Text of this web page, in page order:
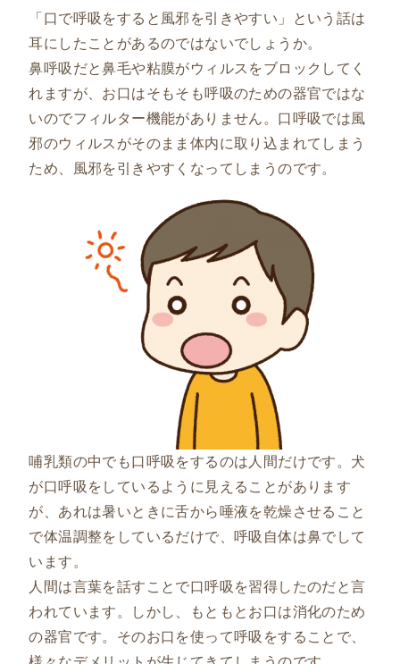
「口で呼吸をすると風邪を引きやすい」という話は
耳にしたことがあるのではないでしょうか。
鼻呼吸だと鼻毛や粘膜がウィルスをブロックしてく
れますが、お口はそもそも呼吸のための器官ではな
いのでフィルター機能がありません。口呼吸では風
邪のウィルスがそのまま体内に取り込まれてしまう
ため、風邪を引きやすくなってしまうのです。
哺乳類の中でも口呼吸をするのは人間だけです。犬
が口呼吸をしているように見えることがあります
が、あれは暑いときに舌から唾液を乾燥させること
で体温調整をしているだけで、呼吸自体は鼻でして
います。
人間は言葉を話すことで口呼吸を習得したのだと言
われています。しかし、もともとお口は消化のため
の器官です。そのお口を使って呼吸をすることで、